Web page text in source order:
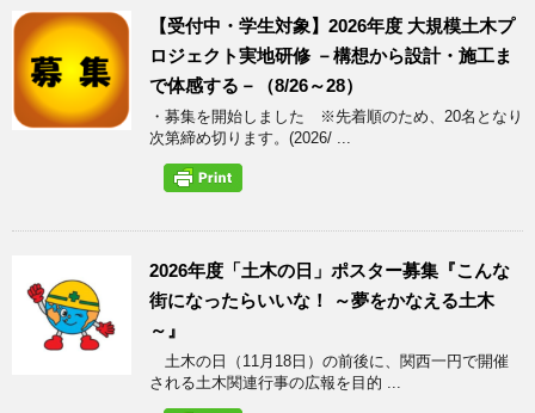
【受付中・学生対象】2026年度 大規模土木プ
ロジェクト実地研修 －構想から設計・施工ま
で体感する－（8/26～28）
・募集を開始しました ※先着順のため、20名となり
次第締め切ります。(2026/ ...
2026年度「土木の日」ポスター募集『こんな
街になったらいいな！ ～夢をかなえる土木
～』
土木の日（11月18日）の前後に、関西一円で開催
される土木関連行事の広報を目的 ...